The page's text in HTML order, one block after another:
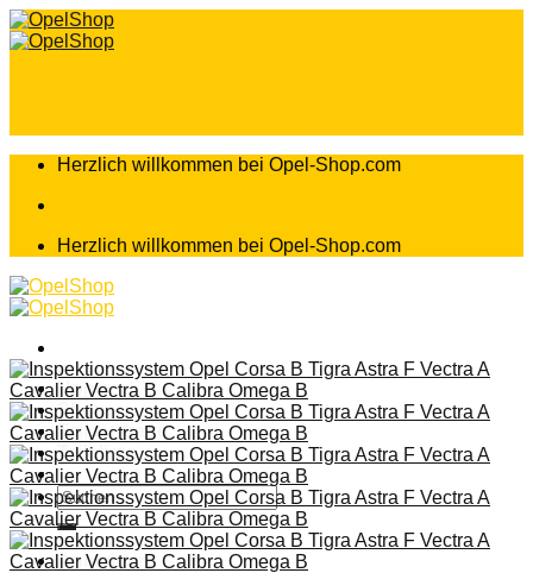
Zum
Inhalt
Herzlich willkommen bei Opel-Shop.com
Herzlich willkommen bei Opel-Shop.com
Home
Shop
Teileanfrage
Teileliste
Suchen
nach:
Anmelden